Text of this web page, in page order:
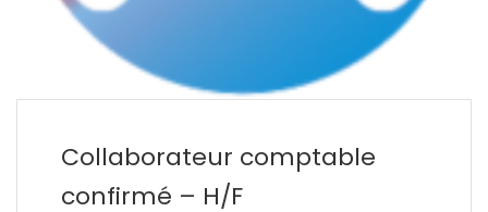
Collaborateur comptable
confirmé – H/F